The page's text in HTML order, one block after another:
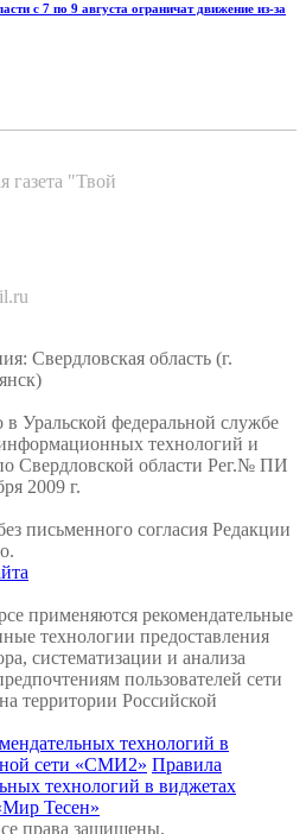
с 7 по 9 августа ограничат движение из-за
газета "Твой
Свердловская область (г.
в Уральской федеральной службе
технологий и
Свердловской области Рег.№ ПИ
2009 г.
письменного согласия Редакции
применяются рекомендательные
технологии предоставления
систематизации и анализа
пользователей сети
территории Российской
технологий в
сети «СМИ2» Правила
технологий в виджетах
Тесен»
права защищены.